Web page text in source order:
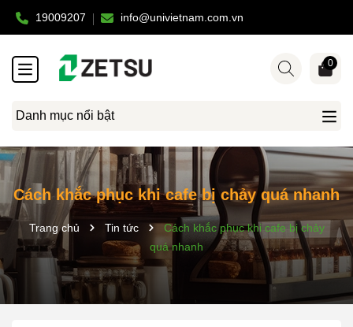
19009207 info@univietnam.com.vn
Danh mục nổi bật
0
Cách khắc phục khi cafe bị chảy quá nhanh
Trang chủ Tin tức
Cách khắc phục khi cafe bị chảy
quá nhanh